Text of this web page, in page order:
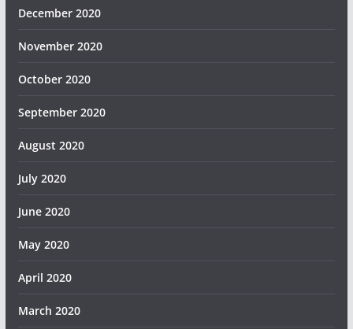
December 2020
November 2020
October 2020
September 2020
August 2020
July 2020
June 2020
May 2020
April 2020
March 2020